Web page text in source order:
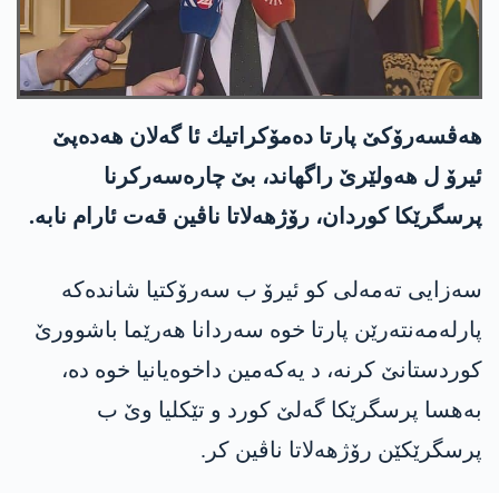
هه‌ڤسه‌رۆكێ پارتا ده‌مۆكراتیك ئا گه‌لان هه‌ده‌پێ
ئیرۆ ل هه‌ولێرێ راگهاند، بێ چاره‌سه‌ركرنا
پرسگرێكا كوردان، رۆژهه‌لاتا ناڤین قه‌ت ئارام نابه‌.
سه‌زایی ته‌مه‌لی كو ئیرۆ ب سه‌رۆكتیا شانده‌كه‌
پارله‌مه‌نته‌رێن پارتا خوه‌ سه‌ردانا هه‌رێما باشوورێ
كوردستانێ كرنه‌، د یه‌كه‌مین داخوه‌یانیا خوه‌ ده‌،
به‌هسا پرسگرێكا گه‌لێ كورد و تێكلیا وێ ب
پرسگرێكێن رۆژهه‌لاتا ناڤین كر.